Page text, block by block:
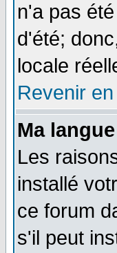
n'a pas
d'été;
locale
Revenir
Ma
Les
installé
ce forum
s'il peut